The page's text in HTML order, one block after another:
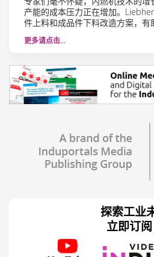
产能的成本压力正在增加。
件上料和成品件下料改造方案，有
更多请点击…
探索工业
立即订阅